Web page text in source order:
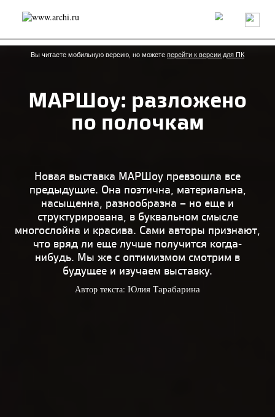
Россия Мир Технологии Интерьер Пресса
Архитекторы
Проекты
Конкурсы События Книги Вакансии
send.project Анонсы конкурсов
Блог
Исследование
Объект
Результаты конкурса
Книги
Наследие Образование
Урбанистика
Эко
Вы читаете мобильную версию, но можете перейти к версии для ПК
МАРШоу: разложено
по полочкам
Новая выставка МАРШоу превзошла все
предыдущие. Она поэтична, материальна,
насыщенна, разнообразна – но еще и
структурирована, в буквальном смысле
многослойна и красива. Сами авторы признают,
что вряд ли еще лучше получится когда-
нибудь. Мы же с оптимизмом смотрим в
будущее и изучаем выставку.
Автор текста: Юлия Тарабарина